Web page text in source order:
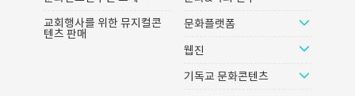
교회행사를 위한 뮤지컬콘
텐츠 판매
문화플랫폼
웹진
기독교 문화콘텐츠